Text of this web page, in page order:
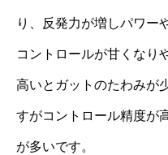
り、反発力が増しパワー
コントロールが甘くなり
高いとガットのたわみが
すがコントロール精度が
が多いです。